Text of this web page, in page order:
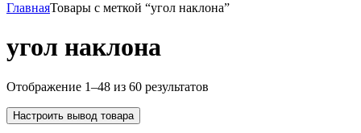
ГлавнаяТовары с меткой “угол наклона”
угол наклона
Отображение 1–48 из 60 результатов
Настроить вывод товара